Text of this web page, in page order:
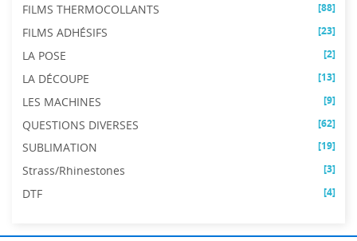
FILMS THERMOCOLLANTS [88]
FILMS ADHÉSIFS [23]
LA POSE [2]
LA DÉCOUPE [13]
LES MACHINES [9]
QUESTIONS DIVERSES [62]
SUBLIMATION [19]
Strass/Rhinestones [3]
DTF [4]